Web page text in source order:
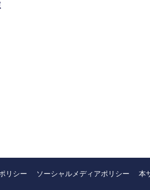
リシー ソーシャルメディアポリシー 本